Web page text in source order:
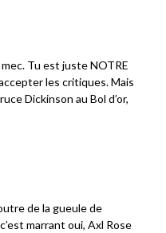
Tu est juste NOTRE
les critiques. Mais
Dickinson au Bol d’or,
de la gueule de
marrant oui, Axl Rose